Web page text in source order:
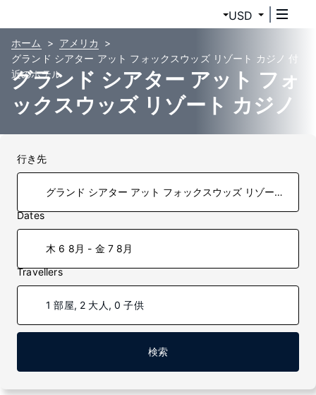
USD
ホーム
アメリカ
グランド シアター アット フォックスウッズ リゾート カジノ 付
近のホテル
グランド シアター アット フォ
ックスウッズ リゾート カジノ
のホテル
行き先
Dates
木 6 8月 - 金 7 8月
Travellers
1 部屋, 2 大人, 0 子供
検索